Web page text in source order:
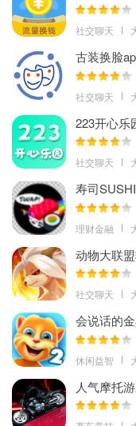
社交聊天
古装换脸
社交聊天
223开心乐
社交聊天
寿司
理财金融
动物大联
社交聊天
会说话的
休闲益智
人气摩托